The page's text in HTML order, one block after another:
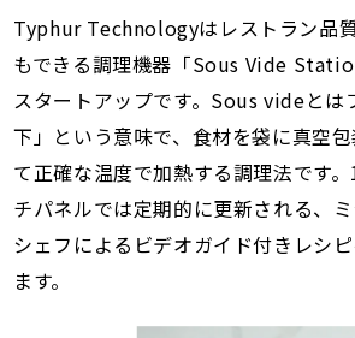
Typhur Technologyはレストラン品
もできる調理機器「Sous Vide
スタートアップです。Sous videとは
下」という意味で、食材を袋に真空
て正確な温度で加熱する調理法です
チパネルでは定期的に更新される、
シェフによるビデオガイド付きレシ
ます。